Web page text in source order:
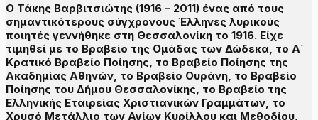
Ο Τάκης Βαρβιτσιώτης (1916 – 2011) ένας από τους
σημαντικότερους σύγχρονους Έλληνες λυρικούς
ποιητές γεννήθηκε στη Θεσσαλονίκη το 1916. Είχε
τιμηθεί με το Βραβείο της Ομάδας των Δώδεκα, το Α΄
Κρατικό Βραβείο Ποίησης, το Βραβείο Ποίησης της
Ακαδημίας Αθηνών, το Βραβείο Ουράνη, το Βραβείο
Ποίησης του Δήμου Θεσσαλονίκης, το Βραβείο της
Ελληνικής Εταιρείας Χριστιανικών Γραμμάτων, το
Χρυσό Μετάλλιο των Αγίων Κυρίλλου και Μεθοδίου,